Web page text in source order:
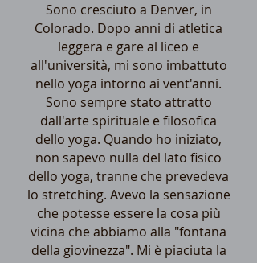
Sono cresciuto a Denver, in
Colorado. Dopo anni di atletica
leggera e gare al liceo e
all'università, mi sono imbattuto
nello yoga intorno ai vent'anni.
Sono sempre stato attratto
dall'arte spirituale e filosofica
dello yoga. Quando ho iniziato,
non sapevo nulla del lato fisico
dello yoga, tranne che prevedeva
lo stretching. Avevo la sensazione
che potesse essere la cosa più
vicina che abbiamo alla "fontana
della giovinezza". Mi è piaciuta la